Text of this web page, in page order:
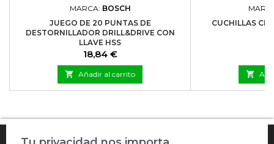
MARCA: BOSCH
JUEGO DE 20 PUNTAS DE
DESTORNILLADOR DRILL&DRIVE CON
LLAVE HSS
Precio
18,84 €
 Añadir al carrito
CUCHILLAS
